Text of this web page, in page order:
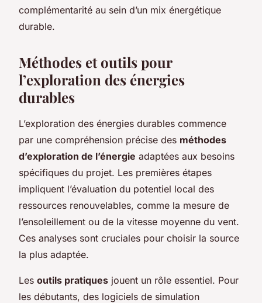
complémentarité au sein d’un mix énergétique
durable.
Méthodes et outils pour
l’exploration des énergies
durables
L’exploration des énergies durables commence
par une compréhension précise des méthodes
d’exploration de l’énergie adaptées aux besoins
spécifiques du projet. Les premières étapes
impliquent l’évaluation du potentiel local des
ressources renouvelables, comme la mesure de
l’ensoleillement ou de la vitesse moyenne du vent.
Ces analyses sont cruciales pour choisir la source
la plus adaptée.
Les outils pratiques jouent un rôle essentiel. Pour
les débutants, des logiciels de simulation